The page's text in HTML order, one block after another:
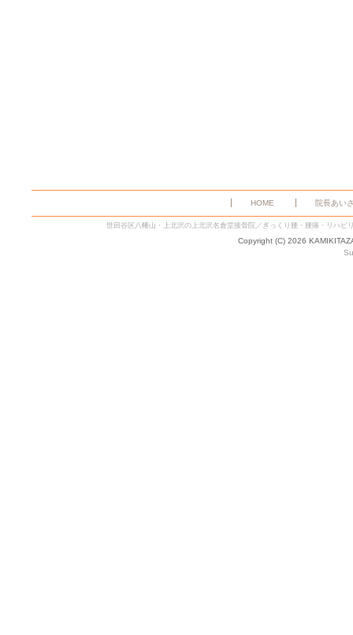
HOME 院長あい
世田谷区八幡山・上北沢の上北沢名倉堂接骨院／ぎっくり腰・腰痛・リハ
Copyright (C) 2026